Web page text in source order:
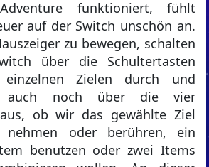
Adventure funktioniert, fühlt
auf der Switch unschön an.
zu bewegen, schalten
über die Schultertasten
Zielen durch und
auch noch über die vier
ob wir das gewählte Ziel
nehmen oder berühren, ein
benutzen oder zwei Items